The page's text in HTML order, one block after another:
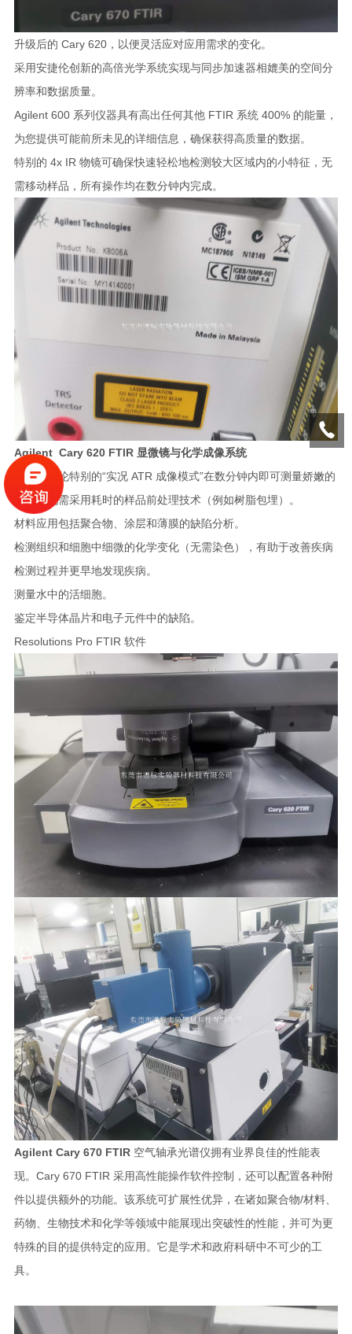
升级后的 Cary 620，以便灵活应对应用需求的变化。
采用安捷伦创新的高倍光学系统实现与同步加速器相媲美的空间分
辨率和数据质量。
Agilent 600 系列仪器具有高出任何其他 FTIR 系统 400% 的能量，
为您提供可能前所未见的详细信息，确保获得高质量的数据。
特别的 4x IR 物镜可确保快速轻松地检测较大区域内的小特征，无
需移动样品，所有操作均在数分钟内完成。
Agilent Cary 620 FTIR 显微镜与化学成像系统
利用安捷伦特别的“实况 ATR 成像模式”在数分钟内即可测量娇嫩的
样品，无需采用耗时的样品前处理技术（例如树脂包埋）。
材料应用包括聚合物、涂层和薄膜的缺陷分析。
检测组织和细胞中细微的化学变化（无需染色），有助于改善疾病
检测过程并更早地发现疾病。
测量水中的活细胞。
鉴定半导体晶片和电子元件中的缺陷。
Resolutions Pro FTIR 软件
Agilent Cary 670 FTIR空气轴承光谱仪拥有业界良佳的性能表
现。Cary 670 FTIR 采用高性能操作软件控制，还可以配置各种附
件以提供额外的功能。该系统可扩展性优异，在诸如聚合物/材料、
药物、生物技术和化学等领域中能展现出突破性的性能，并可为更
特殊的目的提供特定的应用。它是学术和政府科研中不可少的工
具。